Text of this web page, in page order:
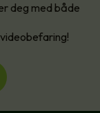
deg med både